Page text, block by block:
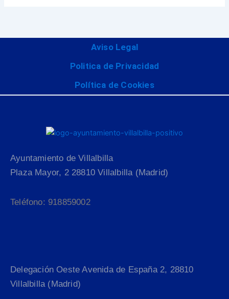
Aviso Legal
Politica de Privacidad
Política de Cookies
Ayuntamiento de Villalbilla
Plaza Mayor, 2 28810 Villalbilla (Madrid)
Teléfono: 918859002
Delegación Oeste Avenida de España 2, 28810
Villalbilla (Madrid)